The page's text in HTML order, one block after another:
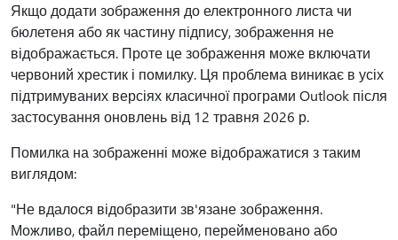
Якщо додати зображення до електронного листа чи
бюлетеня або як частину підпису, зображення не
відображається. Проте це зображення може включати
червоний хрестик і помилку. Ця проблема виникає в усіх
підтримуваних версіях класичної програми Outlook після
застосування оновлень від 12 травня 2026 р.
Помилка на зображенні може відображатися з таким
виглядом:
"Не вдалося відобразити зв'язане зображення.
Можливо, файл переміщено, перейменовано або